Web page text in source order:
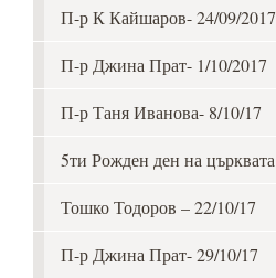
П-р К Кайшаров- 24/09/2017
П-р Джина Прат- 1/10/2017
П-р Таня Иванова- 8/10/17
5ти Рожден ден на църквата
Тошко Тодоров – 22/10/17
П-р Джина Прат- 29/10/17